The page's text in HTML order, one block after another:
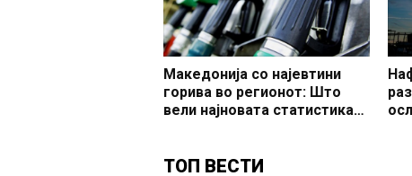
Македонија со најевтини
горива во регионот: Што
вели најновата статистика
ТОП ВЕСТИ